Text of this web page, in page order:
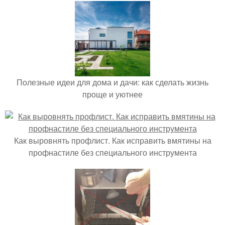
Полезные идеи для дома и дачи: как сделать жизнь
проще и уютнее
Как выровнять профлист. Как исправить вмятины на
профнастиле без специального инструмента